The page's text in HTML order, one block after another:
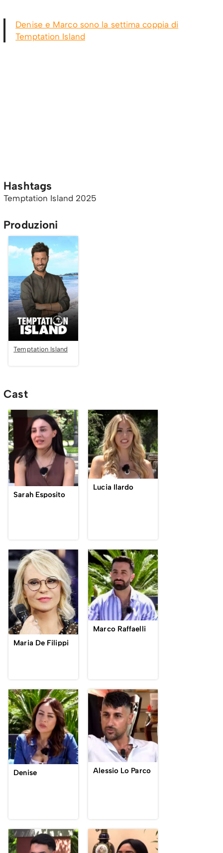
Denise e Marco sono la settima coppia di
Temptation Island
Hashtags
Temptation Island 2025
Produzioni
Temptation Island
Cast
Sarah Esposito
Lucia Ilardo
Maria De Filippi
Marco Raffaelli
Denise Alessio Lo Parco